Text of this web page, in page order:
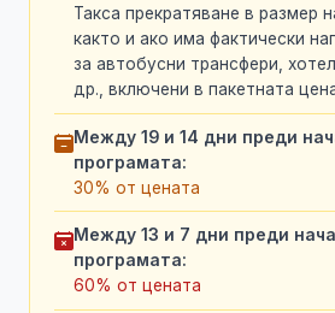
Такса прекратяване в размер
както и ако има фактически
за автобусни трансфери,
др., включени в пакетната
Между 19 и 14 дни преди
програмата:
30% от цената
Между 13 и 7 дни преди
програмата:
60% от цената